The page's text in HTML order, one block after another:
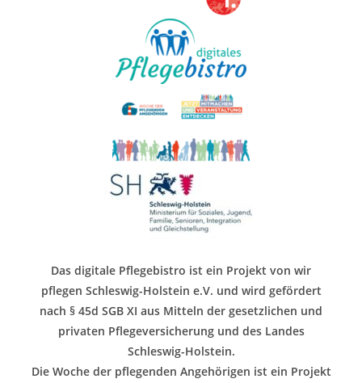
Das digitale Pflegebistro ist ein Projekt von wir
pflegen Schleswig-Holstein e.V. und wird gefördert
nach § 45d SGB XI aus Mitteln der gesetzlichen und
privaten Pflegeversicherung und des Landes
Schleswig-Holstein.
Die Woche der pflegenden Angehörigen ist ein Projekt